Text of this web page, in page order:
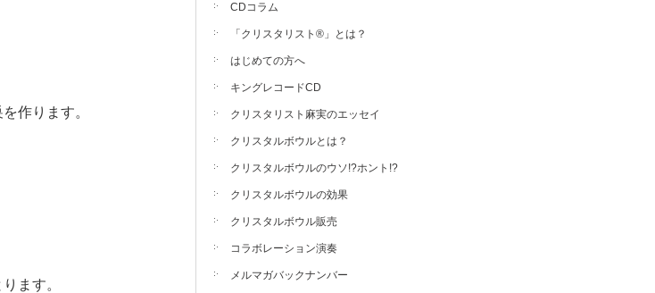
作ります。
ます。
CDコラム
「クリスタリスト®」とは？
はじめての方へ
キングレコードCD
クリスタリスト麻実のエッセイ
クリスタルボウルとは？
クリスタルボウルのウソ!?ホント!?
クリスタルボウルの効果
クリスタルボウル販売
コラボレーション演奏
メルマガバックナンバー